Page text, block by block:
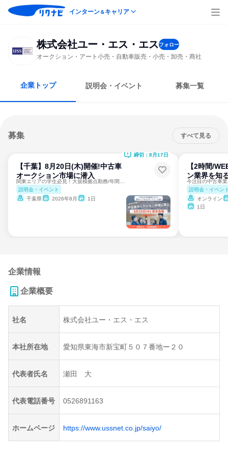
インターン＆キャリア
株式会社ユー・エス・エスフォロー
オークション・アート小売・自動車販売・小売・卸売・商社
企業トップ 説明会・イベント 募集一覧
募集 すべて見る
【千葉】8月20日(木)開催!中古車
オークション市場に潜入
説明会・イベント
千葉県
2026年8月 1日
締切：8月17日
【2時間/
ン業界を知
説明会・イベン
オンライン
1日
企業情報
企業概要
社名 株式会社ユー・エス・エス
本社所在地 愛知県東海市新宝町５０７番地ー２０
代表者氏名 瀬田 大
代表電話番号 0526891163
ホームページ https://www.ussnet.co.jp/saiyo/